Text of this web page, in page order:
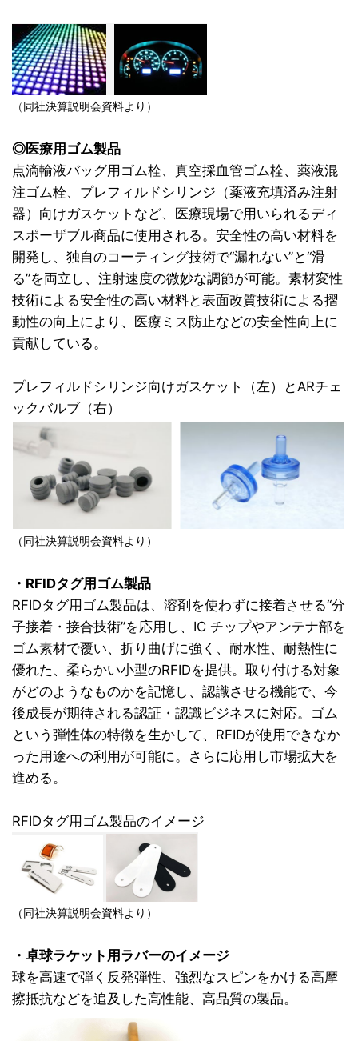
（同社決算説明会資料より ）
◎医療用ゴム製品
点滴輸液バッグ用ゴム栓、真空採血管ゴム栓、薬液混
注ゴム栓、プレフィルドシリンジ（薬液充填済み注射
器）向けガスケットなど、医療現場で用いられるディ
スポーザブル商品に使用される。安全性の高い材料を
開発し、独自のコーティング技術で“漏れない”と“滑
る”を両立し、注射速度の微妙な調節が可能。素材変性
技術による安全性の高い材料と表面改質技術による摺
動性の向上により、医療ミス防止などの安全性向上に
貢献している。
プレフィルドシリンジ向けガスケット（左）とARチェ
ックバルブ（右）
（同社決算説明会資料より）
・RFIDタグ用ゴム製品
RFIDタグ用ゴム製品は、溶剤を使わずに接着させる“分
子接着・接合技術”を応用し、IC チップやアンテナ部を
ゴム素材で覆い、折り曲げに強く、耐水性、耐熱性に
優れた、柔らかい小型のRFIDを提供。取り付ける対象
がどのようなものかを記憶し、認識させる機能で、今
後成長が期待される認証・認識ビジネスに対応。ゴム
という弾性体の特徴を生かして、RFIDが使用できなか
った用途への利用が可能に。さらに応用し市場拡大を
進める。
RFIDタグ用ゴム製品のイメージ
（同社決算説明会資料より）
・卓球ラケット用ラバーのイメージ
球を高速で弾く反発弾性、強烈なスピンをかける高摩
擦抵抗などを追及した高性能、高品質の製品。